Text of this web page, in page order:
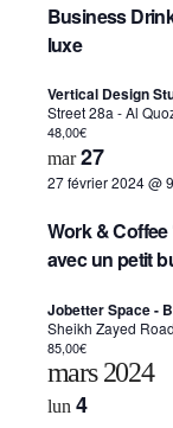
Business
luxe
Vertical Design
Street 28a - Al
48,00€
mar27
27 février 2024 @
Work &
avec un petit
Jobetter Space -
Sheikh Zayed
85,00€
mars 2024
lun 4